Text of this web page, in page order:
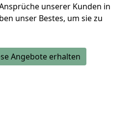
unserer Kunden in
unser Bestes, um sie zu
Angebote erhalten